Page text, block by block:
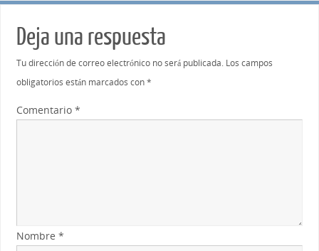
Deja una respuesta
Tu dirección de correo electrónico no será publicada. Los campos
obligatorios están marcados con*
Comentario *
Nombre *